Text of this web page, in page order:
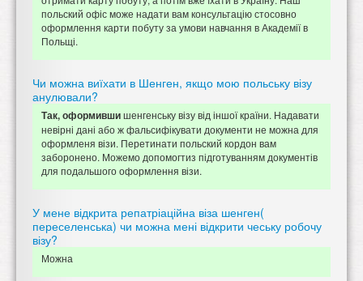
польский офіс може надати вам консультацію стосовно
оформлення карти побуту за умови навчання в Академії в
Польщі.
Чи можна виїхати в Шенген, якщо мою польську візу
анулювали?
Так, оформившишенгенську візу від іншої країни. Надавати
невірні дані або ж фальсифікувати документи не можна для
оформленя візи. Перетинати польский кордон вам
заборонено. Можемо допомогтиз підготуванням документів
для подальшого оформлення візи.
У мене відкрита репатріаційна віза шенген(
переселенська) чи можна мені відкрити чеську робочу
візу?
Можна